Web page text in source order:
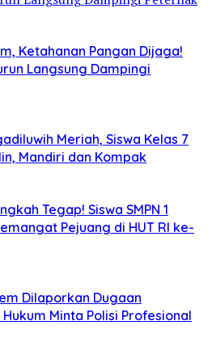
Ketahanan Pangan Dijaga!
Langsung Dampingi
Meriah, Siswa Kelas 7
Mandiri dan Kompak
Tegap! Siswa SMPN 1
Pejuang di HUT RI ke-
Dilaporkan Dugaan
Minta Polisi Profesional